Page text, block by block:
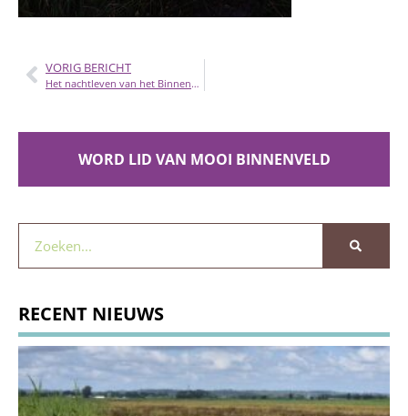
VORIG BERICHT
Het nachtleven van het Binnenveld
WORD LID VAN MOOI BINNENVELD
RECENT NIEUWS